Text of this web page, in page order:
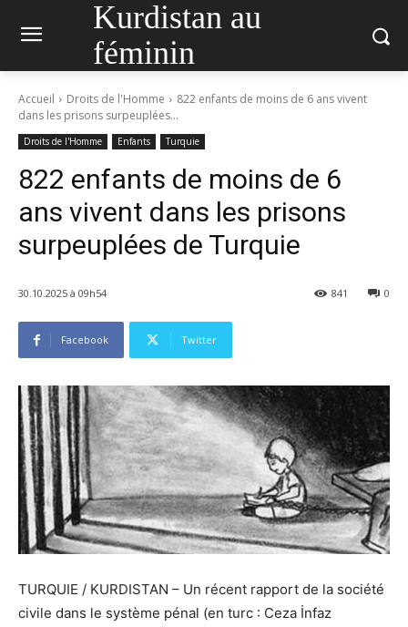
Kurdistan au
féminin
Accueil Droits de l'Homme
822 enfants de moins de 6 ans vivent
dans les prisons surpeuplées...
Droits de l'Homme Enfants Turquie
822 enfants de moins de 6
ans vivent dans les prisons
surpeuplées de Turquie
30.10.2025 à 09h54 0
841
Facebook Twitter
TURQUIE / KURDISTAN – Un récent rapport de la société
civile dans le système pénal (en turc : Ceza İnfaz